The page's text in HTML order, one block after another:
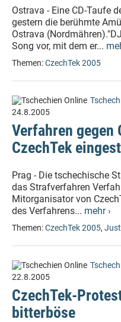
Ostrava - Eine CD-Taufe
gestern die berühmte
Ostrava
Song vor, mit dem er...
Themen:CzechTek 2005
24.8.2005
Verfahren gegen
CzechTek
Prag - Die tschechische
das Strafverfahren
Mitorganisator von
des Verfahrens... mehr ›
Themen:CzechTek 2005,
22.8.2005
CzechTek-
bitterböse